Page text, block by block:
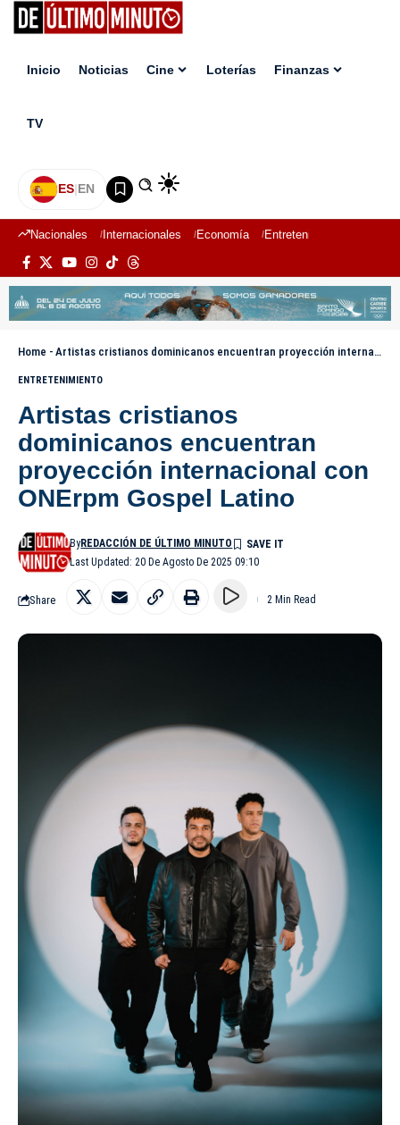
Inicio Noticias Cine Loterías Finanzas
TV
ES|EN
Nacionales Internacionales Economía Entretenimiento
Home - Artistas cristianos dominicanos encuentran proyección internacional con ONErpm Gospel Latino
ENTRETENIMIENTO
Artistas cristianos
dominicanos encuentran
proyección internacional con
ONErpm Gospel Latino
Last Updated: 20 De Agosto De 2025 09:10
ByREDACCIÓN DE ÚLTIMO MINUTO
Share 2 Min Read